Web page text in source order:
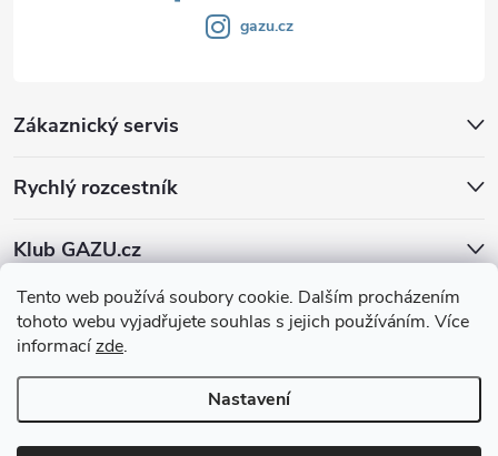
Tento web používá soubory cookie. Dalším procházením
tohoto webu vyjadřujete souhlas s jejich používáním. Více
informacízde.
Nastavení
gazu.cz
Zákaznický servis
Rychlý rozcestník
Klub GAZU.cz
Copyright 2026GAZU.cz | moderní koberce. Všechna práva vyhrazena.